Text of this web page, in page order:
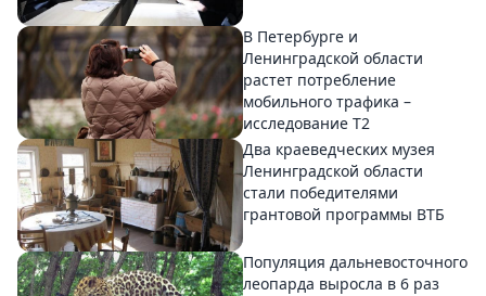
В Петербурге и
Ленинградской области
растет потребление
мобильного трафика –
исследование T2
Два краеведческих музея
Ленинградской области
стали победителями
грантовой программы ВТБ
Популяция дальневосточного
леопарда выросла в 6 раз